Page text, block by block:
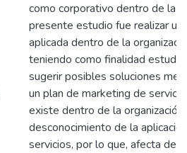
como corporativo dentro de la
presente estudio fue realizar
aplicada dentro de la
teniendo como finalidad
sugerir posibles soluciones
un plan de marketing de
existe dentro de la
desconocimiento de la
servicios, por lo que, afecta de